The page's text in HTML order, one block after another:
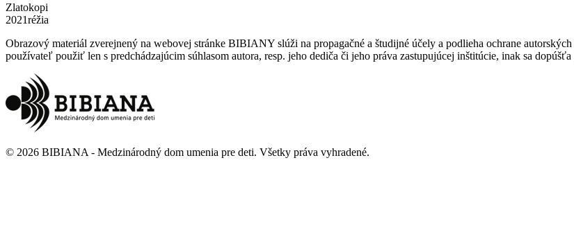
Zlatokopi
2021réžia
Obrazový materiál zverejnený na webovej stránke BIBIANY slúži na propagačné a študijné účely a podlieha ochrane
používateľ použiť len s predchádzajúcim súhlasom autora, resp. jeho dediča či jeho práva zastupujúcej inštitúcie, inak sa
© 2026 BIBIANA - Medzinárodný dom umenia pre deti. Všetky práva vyhradené.